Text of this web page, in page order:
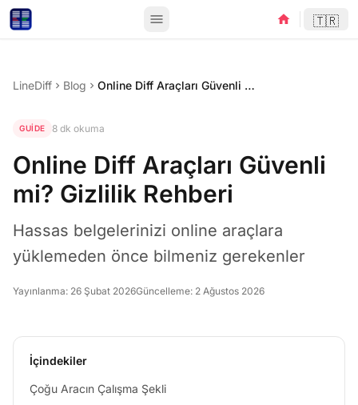
menu home 🇹🇷
LineDiff chevron_right Blog chevron_right Online Diff Araçları Güvenli mi? Gizlilik Rehberi
GUIDE 8 dk okuma
Online Diff Araçları Güvenli
mi? Gizlilik Rehberi
Hassas belgelerinizi online araçlara
yüklemeden önce bilmeniz gerekenler
Yayınlanma: 26 Şubat 2026Güncelleme: 2 Ağustos 2026
İçindekiler
Çoğu Aracın Çalışma Şekli